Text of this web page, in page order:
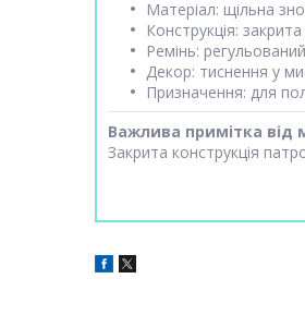
Матеріал: щільна
Конструкція: закрита
Ремінь:
Декор: тиснення у
Призначення: для
Важлива примітка від
Закрита конструкція